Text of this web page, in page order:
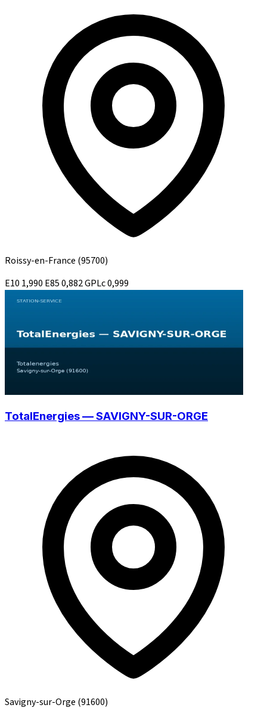
Roissy-en-France (95700)
E10 1,990 E850,882GPLc0,999
TotalEnergies — SAVIGNY-SUR-ORGE
Savigny-sur-Orge (91600)